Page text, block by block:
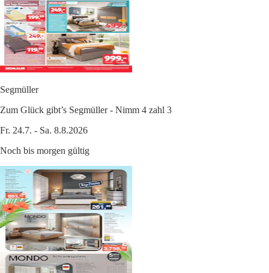
Segmüller
Zum Glück gibt’s Segmüller - Nimm 4 zahl 3
Fr. 24.7. - Sa. 8.8.2026
Noch bis morgen gültig